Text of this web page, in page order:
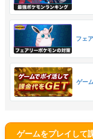
フェ
ゲー
ゲームをプレイして